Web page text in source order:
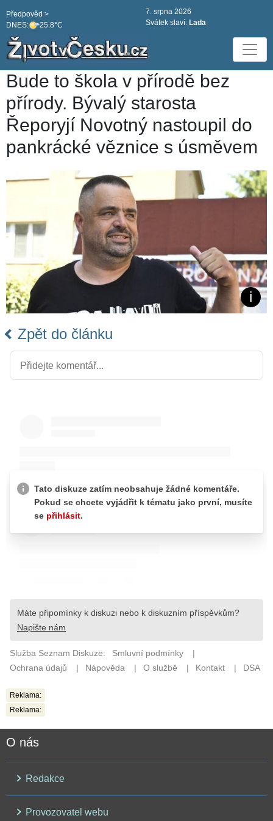
DNES: 25.8°C
Předpověd >
7. srpna 2026
Svátek slaví: Lada
Bude to škola v přírodě bez
přírody. Bývalý starosta
Řeporyjí Novotný nastoupil do
pankrácké věznice s úsměvem
Zpět do článku
Reklama:
Reklama:
O nás
Redakce
Provozovatel webu